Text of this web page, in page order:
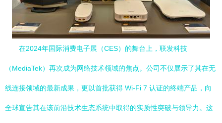
在2024年国际消费电子展（CES）的舞台上，联发科技
（MediaTek）再次成为网络技术领域的焦点。公司不仅展示了其在无
线连接领域的最新成果，更以首批获得 Wi-Fi 7 认证的终端产品，向
全球宣告其在该前沿技术生态系统中取得的实质性突破与领导力。这